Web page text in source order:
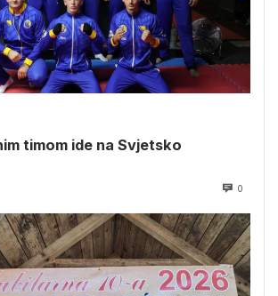
timom ide na Svjetsko
0